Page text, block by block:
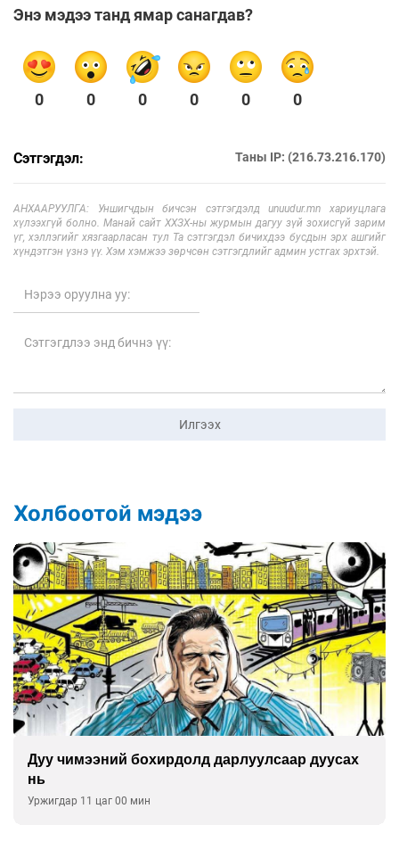
Энэ мэдээ танд ямар санагдав?
0 0 0 0 0 0
Сэтгэгдэл: Таны IP: (216.73.216.170)
АНХААРУУЛГА: Уншигчдын бичсэн сэтгэгдэлд unuudur.mn хариуцлага
хүлээхгүй болно. Манай сайт ХХЗХ-ны журмын дагуу зүй зохисгүй зарим
үг, хэллэгийг хязгаарласан тул Та сэтгэгдэл бичихдээ бусдын эрх ашгийг
хүндэтгэн үзнэ үү. Хэм хэмжээ зөрчсөн сэтгэгдлийг админ устгах эрхтэй.
Илгээх
Холбоотой мэдээ
Дуу чимээний бохирдолд дарлуулсаар дуусах
нь
Уржигдар 11 цаг 00 мин